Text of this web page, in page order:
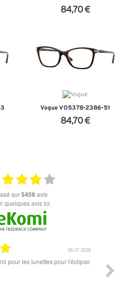
84,70 €
Vogue VO5378-2386-51
84,70 €
basé sur5459 avis
quelques avis ici.
06.07.2026
pour les lunettes pour l'éclipse